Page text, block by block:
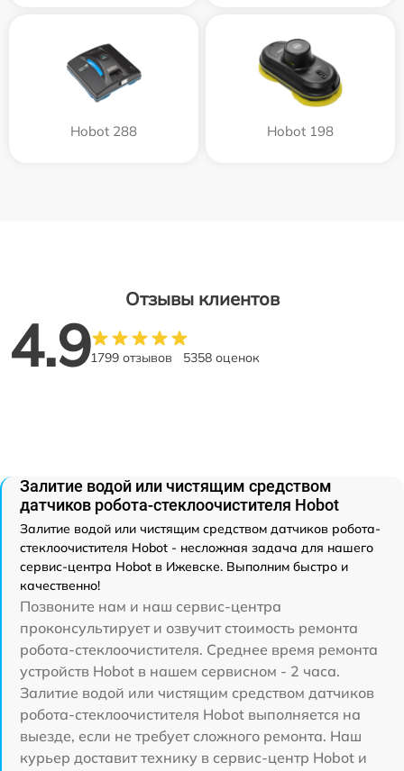
Hobot 288 Hobot 198
Отзывы клиентов
4.91799 отзывов 5358 оценок
Залитие водой или чистящим средством
датчиков робота-стеклоочистителя Hobot
Залитие водой или чистящим средством датчиков робота-
стеклоочистителя Hobot - несложная задача для нашего
сервис-центра Hobot в Ижевске. Выполним быстро и
качественно!
Позвоните нам и наш сервис-центра
проконсультирует и озвучит стоимость ремонта
робота-стеклоочистителя. Среднее время ремонта
устройств Hobot в нашем сервисном - 2 часа.
Залитие водой или чистящим средством датчиков
робота-стеклоочистителя Hobot выполняется на
выезде, если не требует сложного ремонта. Наш
курьер доставит технику в сервис-центр Hobot и